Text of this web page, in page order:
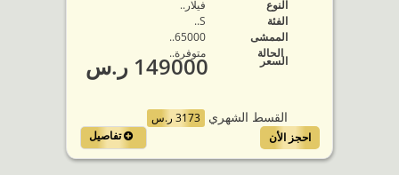
النوع
فيلار..
الفئة
S..
الممشى
65000..
الحالة
متوفرة‬..
السعر 149000 ر.س
القسط الشهري 3173 ر.س
تفاصيل
احجز الأن